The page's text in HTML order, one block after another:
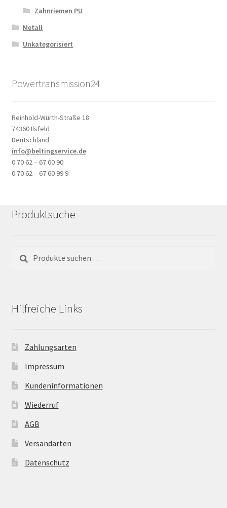
Zahnriemen PU
Metall
Unkategorisiert
Powertransmission24
Reinhold-Würth-Straße 18
74360 Ilsfeld
Deutschland
info@beltingservice.de
0 70 62 – 67 60 90
0 70 62 – 67 60 99 9
Produktsuche
Suchen
nach:
Suchen
Hilfreiche Links
Zahlungsarten
Impressum
Kundeninformationen
Wiederruf
AGB
Versandarten
Datenschutz